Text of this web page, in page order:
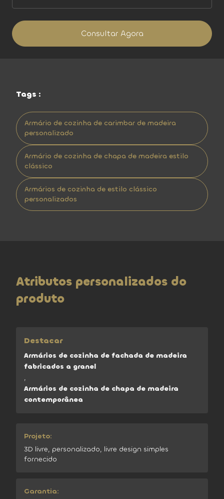
Consultar Agora
Tags :
Armário de cozinha de carimbar de madeira
personalizado
Armário de cozinha de chapa de madeira estilo
clássico
Armários de cozinha de estilo clássico
personalizados
Atributos personalizados do
produto
Destacar
Armários de cozinha de fachada de madeira
fabricados a granel
,
Armários de cozinha de chapa de madeira
contemporânea
Projeto:
3D livre, personalizado, livre design simples
fornecido
Garantia: